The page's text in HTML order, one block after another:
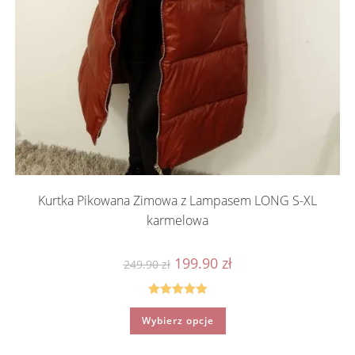
Kurtka Pikowana Zimowa z Lampasem LONG S-XL
karmelowa
249.90zł Pierwotna
cena
wynosiła:
249.90 zł.
199.90 złAktualna
Oceniono
5.00na 5
Wybierz opcje
Ten
ma